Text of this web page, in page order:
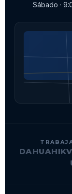
Sábado ·
DAHUA